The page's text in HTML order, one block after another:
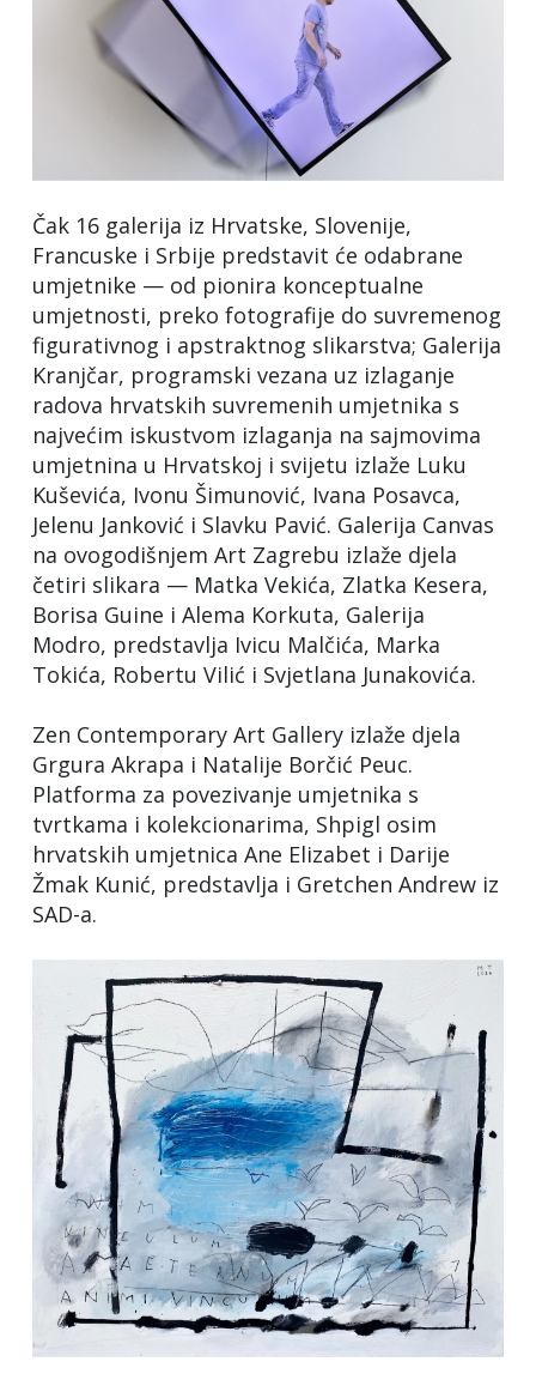
Čak 16 galerija iz Hrvatske, Slovenije,
Francuske i Srbije predstavit će odabrane
umjetnike — od pionira konceptualne
umjetnosti, preko fotografije do suvremenog
figurativnog i apstraktnog slikarstva; Galerija
Kranjčar, programski vezana uz izlaganje
radova hrvatskih suvremenih umjetnika s
najvećim iskustvom izlaganja na sajmovima
umjetnina u Hrvatskoj i svijetu izlaže Luku
Kuševića, Ivonu Šimunović, Ivana Posavca,
Jelenu Janković i Slavku Pavić. Galerija Canvas
na ovogodišnjem Art Zagrebu izlaže djela
četiri slikara — Matka Vekića, Zlatka Kesera,
Borisa Guine i Alema Korkuta, Galerija
Modro, predstavlja Ivicu Malčića, Marka
Tokića, Robertu Vilić i Svjetlana Junakovića.
Zen Contemporary Art Gallery izlaže djela
Grgura Akrapa i Natalije Borčić Peuc.
Platforma za povezivanje umjetnika s
tvrtkama i kolekcionarima, Shpigl osim
hrvatskih umjetnica Ane Elizabet i Darije
Žmak Kunić, predstavlja i Gretchen Andrew iz
SAD-a.